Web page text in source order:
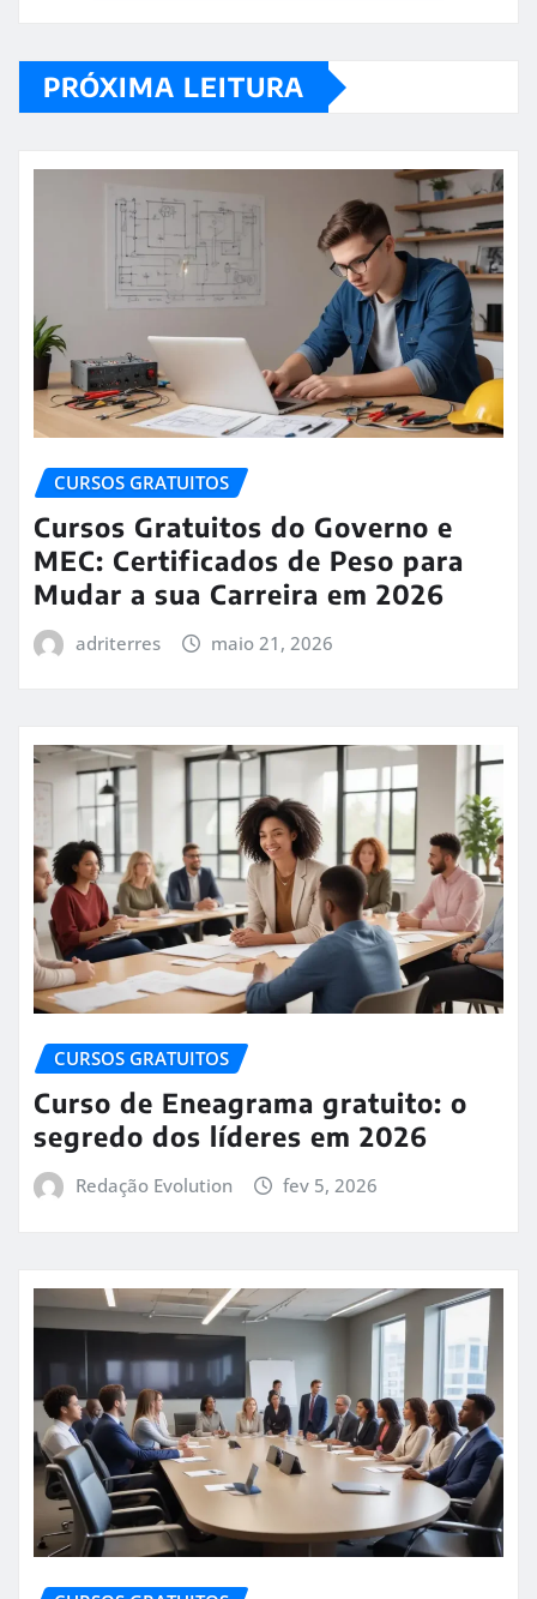
PRÓXIMA LEITURA
CURSOS GRATUITOS
Cursos Gratuitos do Governo e
MEC: Certificados de Peso para
Mudar a sua Carreira em 2026
adriterres maio 21, 2026
CURSOS GRATUITOS
Curso de Eneagrama gratuito: o
segredo dos líderes em 2026
Redação Evolution fev 5, 2026